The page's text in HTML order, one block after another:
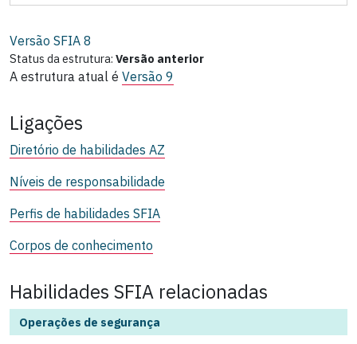
Versão SFIA 8
Status da estrutura: Versão anterior
A estrutura atual é Versão 9
Ligações
Diretório de habilidades AZ
Níveis de responsabilidade
Perfis de habilidades SFIA
Corpos de conhecimento
Habilidades SFIA relacionadas
Operações de segurança